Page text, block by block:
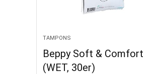
TAMPONS
Beppy Soft & Comfort
(WET, 30er)